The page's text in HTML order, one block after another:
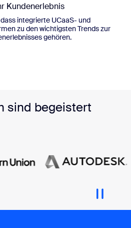
Kundenerlebnis
integrierte UCaaS- und
zu den wichtigsten Trends zur
gehören.
sind begeistert